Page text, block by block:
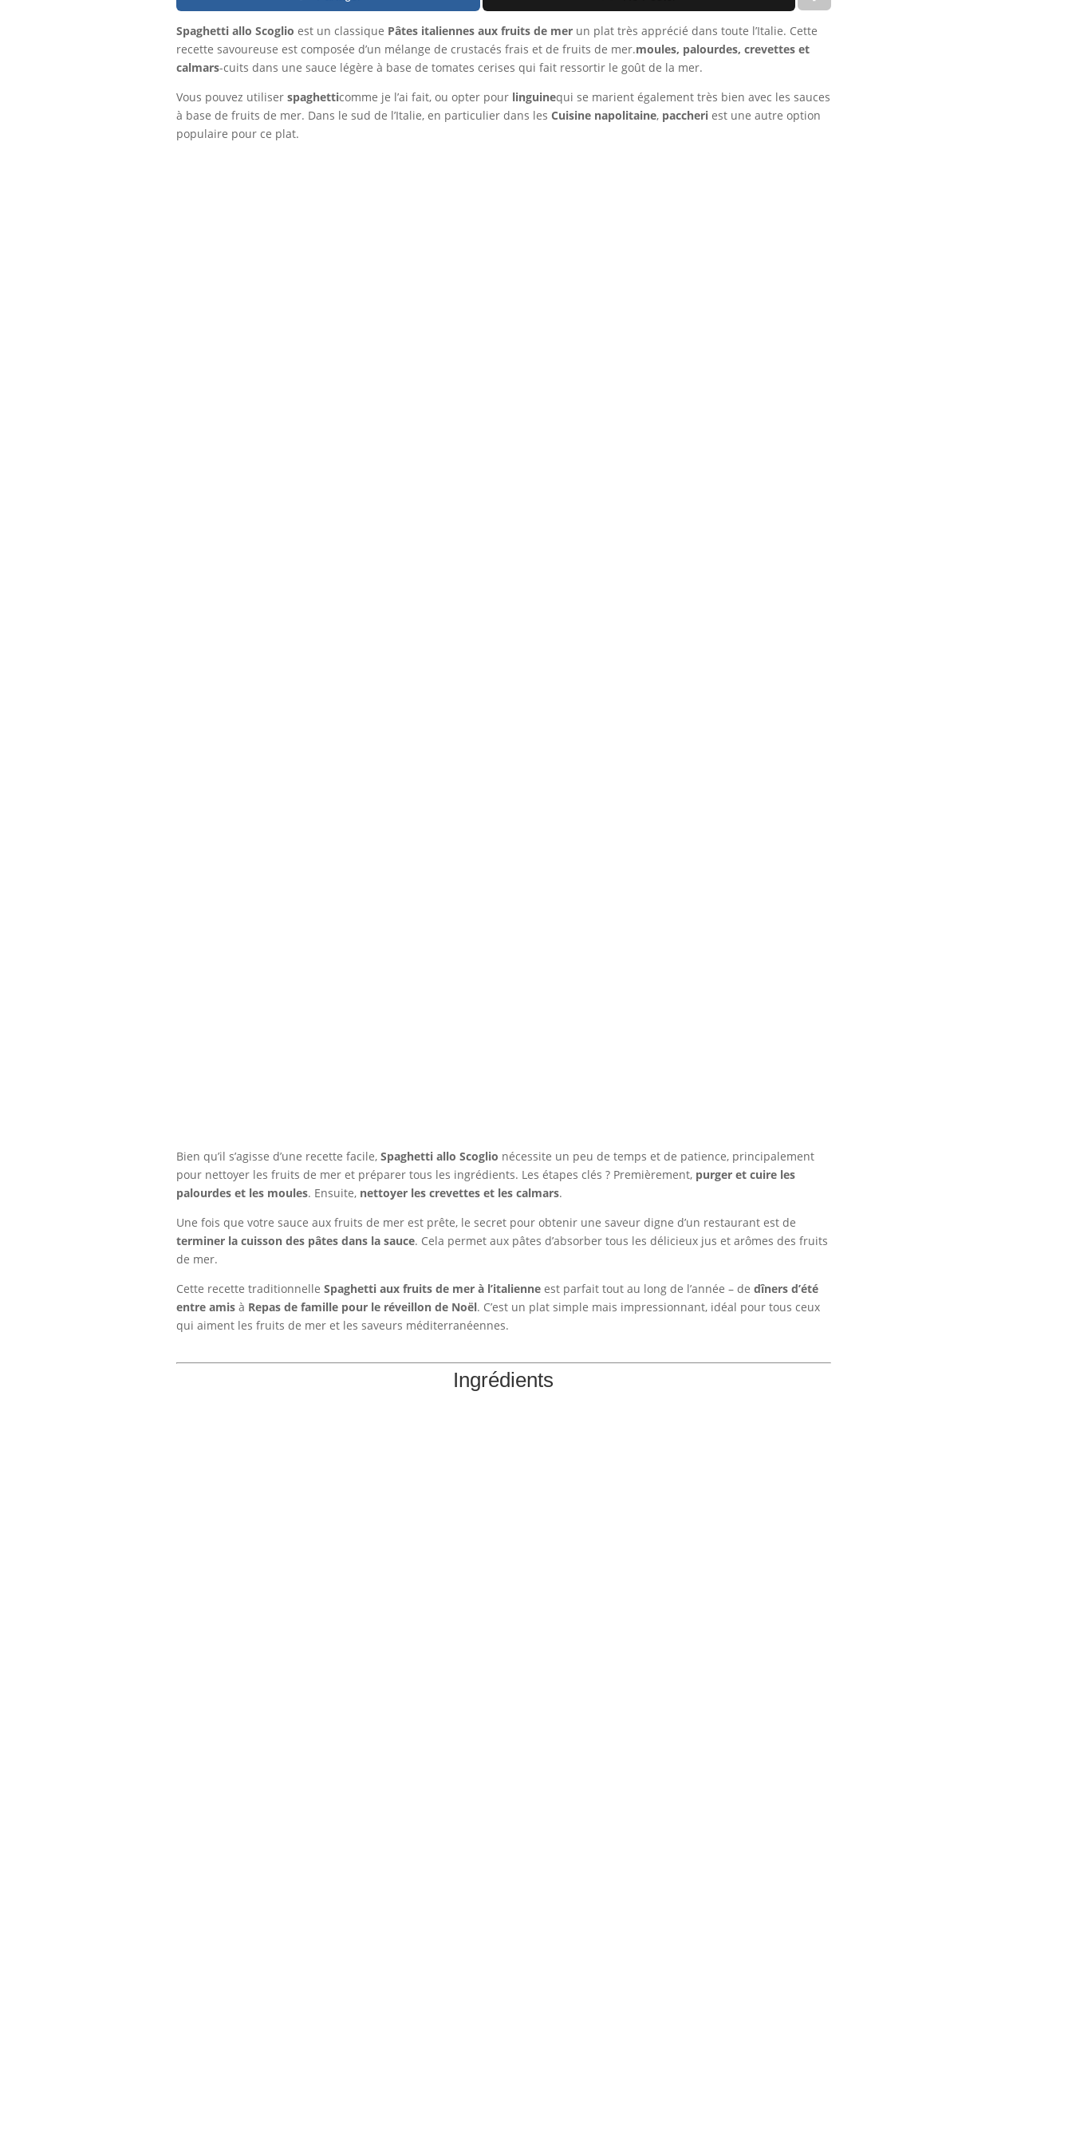
Spaghetti allo Scoglio est un classique Pâtes italiennes aux fruits de mer un plat très apprécié dans toute l’Italie. Cette
recette savoureuse est composée d’un mélange de crustacés frais et de fruits de mer.moules, palourdes, crevettes et
calmars-cuits dans une sauce légère à base de tomates cerises qui fait ressortir le goût de la mer.
Vous pouvez utiliser spaghetticomme je l’ai fait, ou opter pour linguinequi se marient également très bien avec les sauces
à base de fruits de mer. Dans le sud de l’Italie, en particulier dans les Cuisine napolitaine, paccheri est une autre option
populaire pour ce plat.
Bien qu’il s’agisse d’une recette facile, Spaghetti allo Scoglio nécessite un peu de temps et de patience, principalement
pour nettoyer les fruits de mer et préparer tous les ingrédients. Les étapes clés ? Premièrement, purger et cuire les
palourdes et les moules. Ensuite, nettoyer les crevettes et les calmars.
Une fois que votre sauce aux fruits de mer est prête, le secret pour obtenir une saveur digne d’un restaurant est de
terminer la cuisson des pâtes dans la sauce. Cela permet aux pâtes d’absorber tous les délicieux jus et arômes des fruits
de mer.
Cette recette traditionnelle Spaghetti aux fruits de mer à l’italienne est parfait tout au long de l’année – de dîners d’été
entre amis à Repas de famille pour le réveillon de Noël. C’est un plat simple mais impressionnant, idéal pour tous ceux
qui aiment les fruits de mer et les saveurs méditerranéennes.
Ingrédients